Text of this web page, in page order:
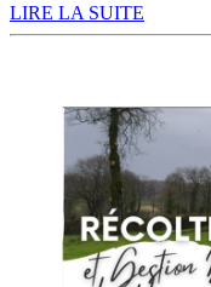
LIRE LA SUITE